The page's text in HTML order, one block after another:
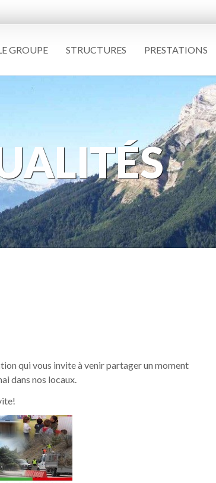
GROUPE STRUCTURES PRESTATIONS
qui vous invite à venir partager un moment
dans nos locaux.